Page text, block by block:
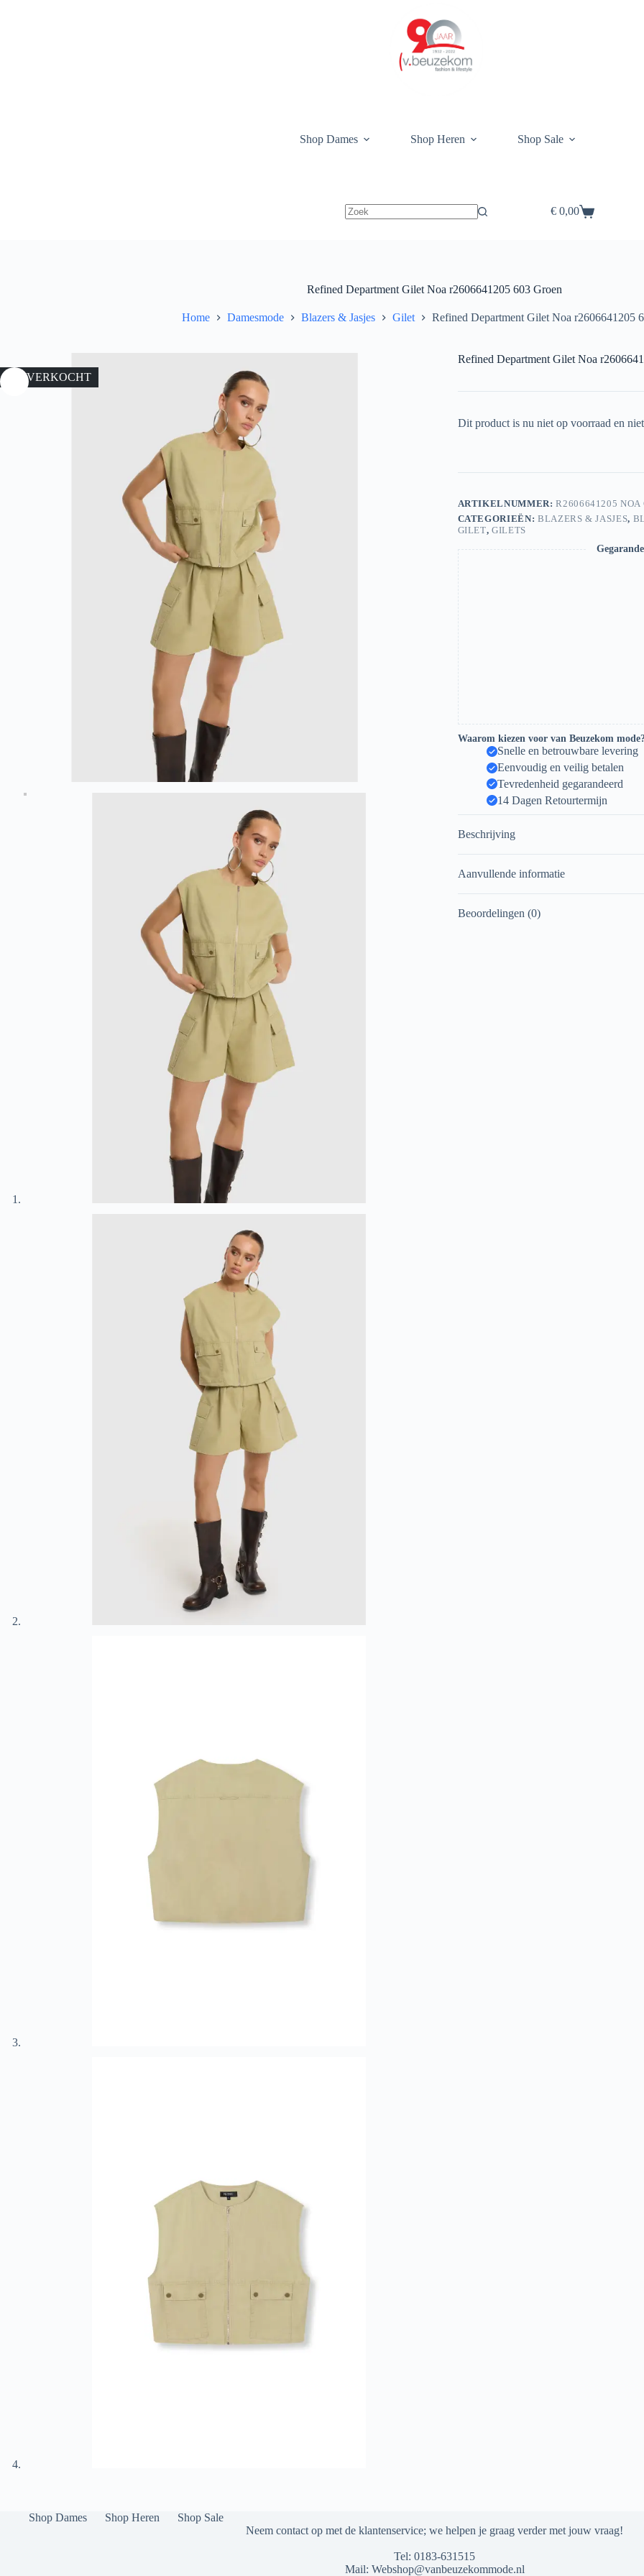
Shop Dames Shop Heren Shop Sale
Winkelwagen
€0,00
Refined Department Gilet Noa r2606641205 603 Groen
Home Damesmode Blazers & Jasjes Gilet Refined Department Gilet Noa r2606641205
UITVERKOCHT
Refined Department Gilet Noa
Dit product is nu niet op voorraad en
ARTIKELNUMMER:R2606641205 NOA
CATEGORIEËN: BLAZERS & JASJES,
GILET,GILETS
Waarom kiezen voor van Beuzekom
Snelle en betrouwbare levering
Eenvoudig en veilig betalen
Tevredenheid gegarandeerd
14 Dagen Retourtermijn
Beschrijving
Aanvullende informatie
Beoordelingen (0)
Shop Dames Shop Heren
Shop Sale
Neem contact op met de klantenservice; we helpen je graag verder met jouw vraag!
Tel:0183-631515
Mail: Webshop@vanbeuzekommode.nl